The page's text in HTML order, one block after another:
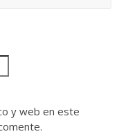
y web en este